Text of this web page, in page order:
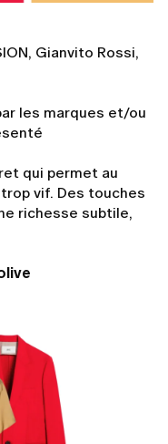
Gianvito Rossi,
les marques et/ou
qui permet au
vif. Des touches
richesse subtile,